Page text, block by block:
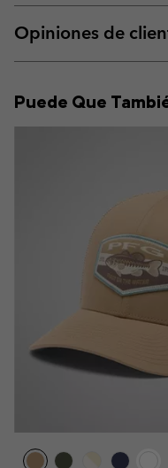
Opiniones de
Puede Que